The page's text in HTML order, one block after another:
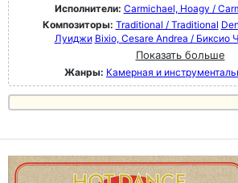
Исполнители: Carmichael, Hoagy /
Композиторы: Traditional / Traditional
Луиджи Bixio, Cesare Andrea / Биксио
Показать больше
Жанры: Камерная и